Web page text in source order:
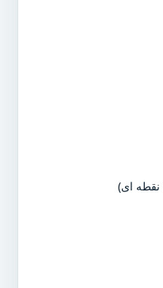
نقطه ای)